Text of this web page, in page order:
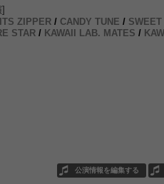
ZIPPER / CANDY TUNE /
STAR / KAWAII LAB. MATES /
公演情報を編集する